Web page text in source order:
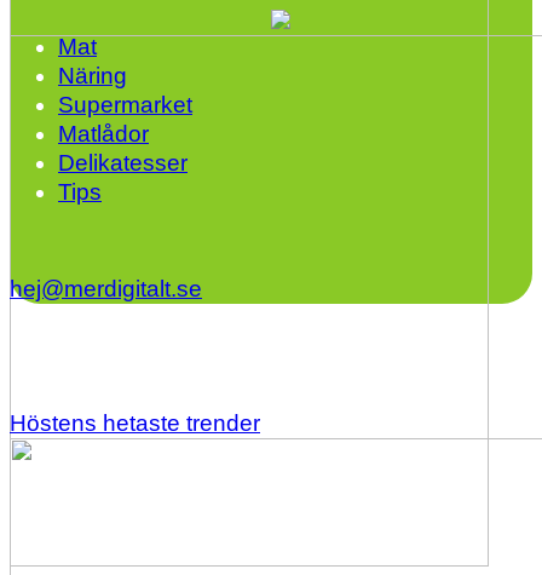
Höstens hetaste trender
Mat
Näring
Supermarket
Matlådor
Delikatesser
Tips
hej@merdigitalt.se